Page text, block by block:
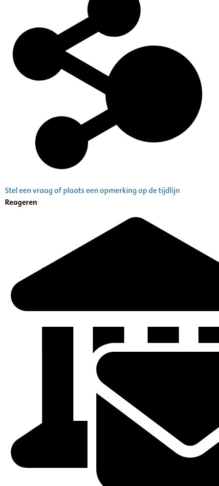
Stel een vraag of plaats een opmerking op de tijdlijn
Reageren